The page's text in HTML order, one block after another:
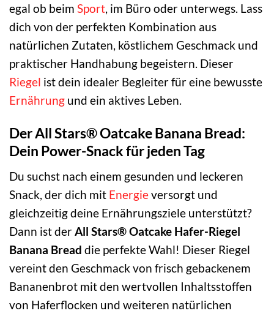
egal ob beim Sport , im Büro oder unterwegs. Lass
dich von der perfekten Kombination aus
natürlichen Zutaten, köstlichem Geschmack und
praktischer Handhabung begeistern. Dieser
Riegel ist dein idealer Begleiter für eine bewusste
Ernährung und ein aktives Leben.
Der All Stars® Oatcake Banana Bread:
Dein Power-Snack für jeden Tag
Du suchst nach einem gesunden und leckeren
Snack, der dich mit Energieversorgt und
gleichzeitig deine Ernährungsziele unterstützt?
Dann ist derAll Stars® Oatcake Hafer-Riegel
Banana Bread die perfekte Wahl! Dieser Riegel
vereint den Geschmack von frisch gebackenem
Bananenbrot mit den wertvollen Inhaltsstoffen
von Haferflocken und weiteren natürlichen